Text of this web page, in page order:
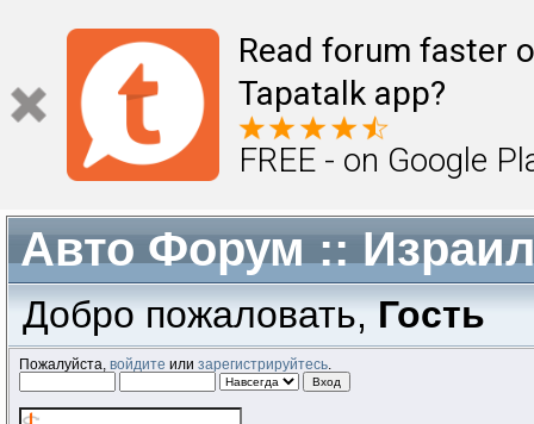
Read forum faster
Tapatalk app?
FREE - on Google
Авто Форум ::
Добро пожаловать,Гость
Пожалуйста,войдите илизарегистрируйтесь